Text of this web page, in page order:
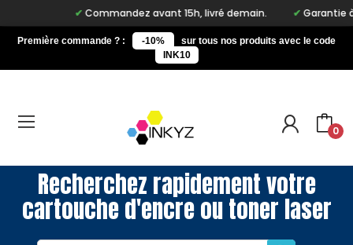
Commandez avant 15h, livré demain. Garantie à
Première commande ? : -10%
sur tous nos produits avec le code
INK10
0
Recherchez rapidement votre
cartouche d'encre ou toner laser